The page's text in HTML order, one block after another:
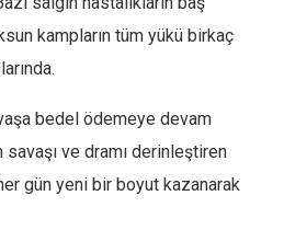
kampların tüm yükü birkaç
bedel ödemeye devam
ve dramı derinleştiren
gün yeni bir boyut kazanarak